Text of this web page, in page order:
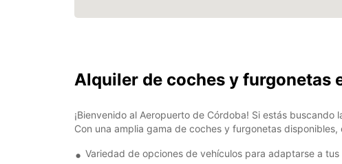
Alquiler de coches y furgonetas
¡Bienvenido al Aeropuerto de Córdoba! Si estás
Con una amplia gama de coches y furgonetas
Variedad de opciones de vehículos para adaptarse a tus